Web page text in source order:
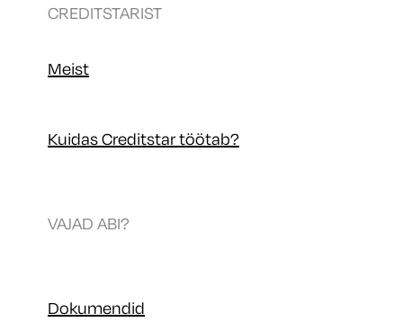
CREDITSTARIST
Meist
Kuidas Creditstar töötab?
VAJAD ABI?
Dokumendid